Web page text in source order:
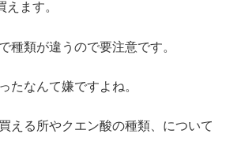
ます。
種類が違うので要注意です。
たなんて嫌ですよね。
える所やクエン酸の種類、について